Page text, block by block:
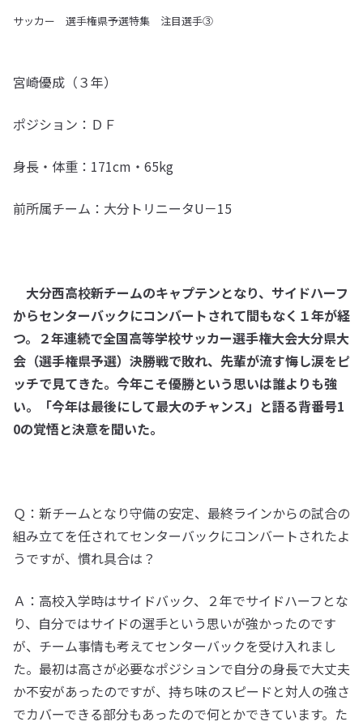
サッカー 選手権県予選特集 注目選手③
宮崎優成（３年）
ポジション：ＤＦ
身長・体重：171cm・65kg
前所属チーム：大分トリニータU－15
大分西高校新チームのキャプテンとなり、サイドハーフ
からセンターバックにコンバートされて間もなく１年が経
つ。２年連続で全国高等学校サッカー選手権大会大分県大
会（選手権県予選）決勝戦で敗れ、先輩が流す悔し涙をピ
ッチで見てきた。今年こそ優勝という思いは誰よりも強
い。「今年は最後にして最大のチャンス」と語る背番号1
0の覚悟と決意を聞いた。
Ｑ：新チームとなり守備の安定、最終ラインからの試合の
組み立てを任されてセンターバックにコンバートされたよ
うですが、慣れ具合は？
Ａ：高校入学時はサイドバック、２年でサイドハーフとな
り、自分ではサイドの選手という思いが強かったのです
が、チーム事情も考えてセンターバックを受け入れまし
た。最初は高さが必要なポジションで自分の身長で大丈夫
か不安があったのですが、持ち味のスピードと対人の強さ
でカバーできる部分もあったので何とかできています。た